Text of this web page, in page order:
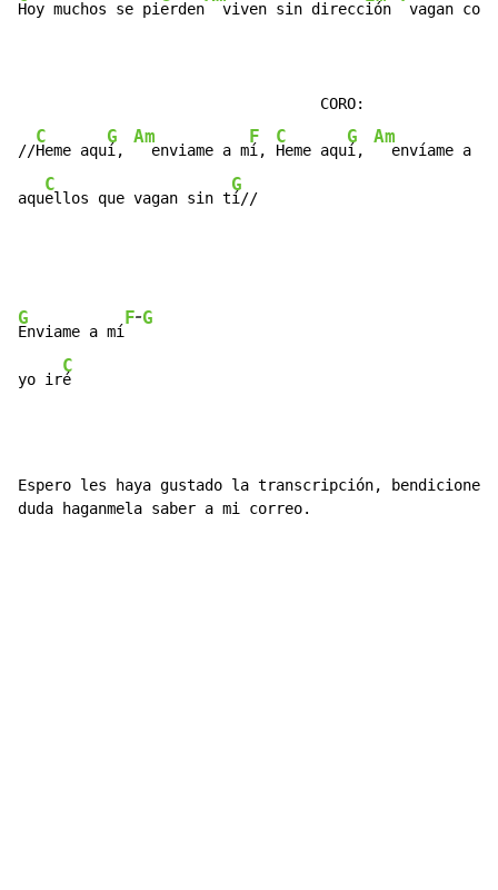
Hoy muchos se pierden
  viven sin direcc
ión vagan
                                  CORO:
//
C
Heme aqu
G
í,
Am
  enviame a m
F
í,
C
Heme aqu
G
í,
Am
  envíame a m
aqu
C
ellos que vagan sin t
G
í//
G
Enviame a mí
F-G
yo ir
C
é
Espero les haya gustado la transcripción,
duda haganmela saber a mi correo.